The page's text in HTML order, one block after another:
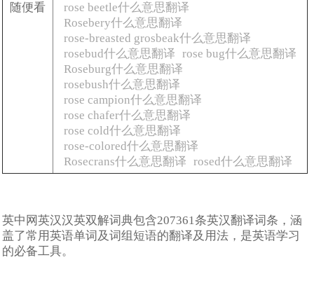
随便看
rose beetle什么意思翻译
Rosebery什么意思翻译
rose-breasted grosbeak什么意思翻译
rosebud什么意思翻译 rose bug什么意思翻译
Roseburg什么意思翻译
rosebush什么意思翻译
rose campion什么意思翻译
rose chafer什么意思翻译
rose cold什么意思翻译
rose-colored什么意思翻译
Rosecrans什么意思翻译 rosed什么意思翻译
英中网英汉汉英双解词典包含207361条英汉翻译词条，涵
盖了常用英语单词及词组短语的翻译及用法，是英语学习
的必备工具。